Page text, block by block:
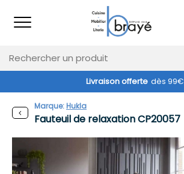
Livraison offerte dès 99€
Fauteuil de relaxation CP20057
Marque:Hukla